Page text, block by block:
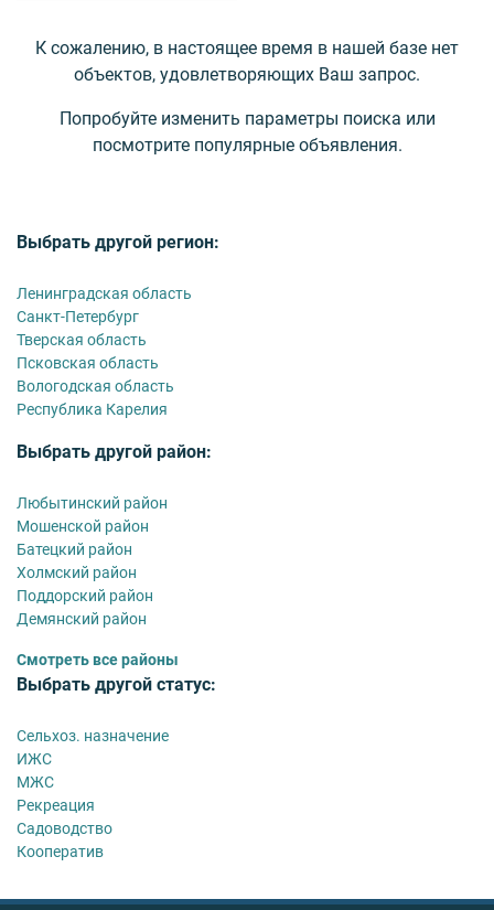
К сожалению, в настоящее время в нашей базе нет
объектов, удовлетворяющих Ваш запрос.
Попробуйте изменить параметры поиска или
посмотрите популярные объявления.
Выбрать другой регион:
Ленинградская область
Санкт-Петербург
Тверская область
Псковская область
Вологодская область
Республика Карелия
Выбрать другой район:
Любытинский район
Мошенской район
Батецкий район
Холмский район
Поддорский район
Демянский район
Смотреть все районы
Выбрать другой статус:
Сельхоз. назначение
ИЖС
МЖС
Рекреация
Садоводство
Кооператив